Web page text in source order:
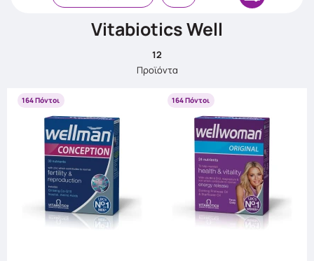
Vitabiotics Well
12
Προϊόντα
164 Πόντοι 164 Πόντοι